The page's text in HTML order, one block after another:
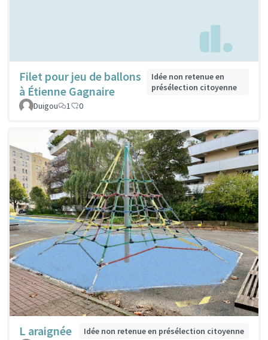
Filet pour jeu de ballons
à Étienne Gagnaire
Idée non retenue en
présélection citoyenne
Duigou
1 0
L araignée
Idée non retenue en présélection citoyenne